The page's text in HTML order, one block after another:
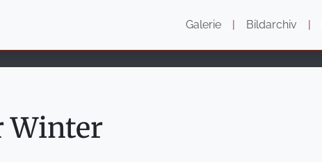
Galerie | Bildarchiv |
Winter